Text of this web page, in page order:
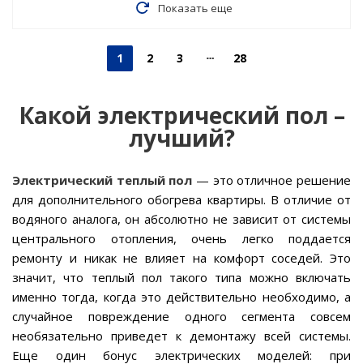
Показать еще
1 2 3 28
Какой электрический пол –
лучший?
Электрический теплый пол — это отличное решение
для дополнительного обогрева квартиры. В отличие от
водяного аналога, он абсолютно не зависит от системы
центрального отопления, очень легко поддается
ремонту и никак не влияет на комфорт соседей. Это
значит, что теплый пол такого типа можно включать
именно тогда, когда это действительно необходимо, а
случайное повреждение одного сегмента совсем
необязательно приведет к демонтажу всей системы.
Еще один бонус электрических моделей: при